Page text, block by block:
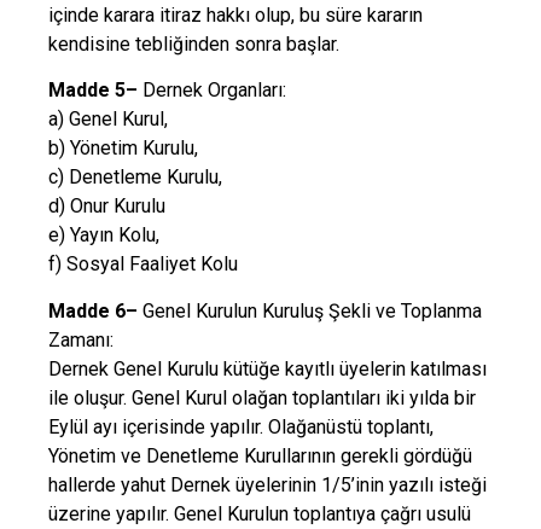
içinde karara itiraz hakkı olup, bu süre kararın
kendisine tebliğinden sonra başlar.
Madde 5– Dernek Organları:
a) Genel Kurul,
b) Yönetim Kurulu,
c) Denetleme Kurulu,
d) Onur Kurulu
e) Yayın Kolu,
f) Sosyal Faaliyet Kolu
Madde 6– Genel Kurulun Kuruluş Şekli ve Toplanma
Zamanı:
Dernek Genel Kurulu kütüğe kayıtlı üyelerin katılması
ile oluşur. Genel Kurul olağan toplantıları iki yılda bir
Eylül ayı içerisinde yapılır. Olağanüstü toplantı,
Yönetim ve Denetleme Kurullarının gerekli gördüğü
hallerde yahut Dernek üyelerinin 1/5’inin yazılı isteği
üzerine yapılır. Genel Kurulun toplantıya çağrı usulü